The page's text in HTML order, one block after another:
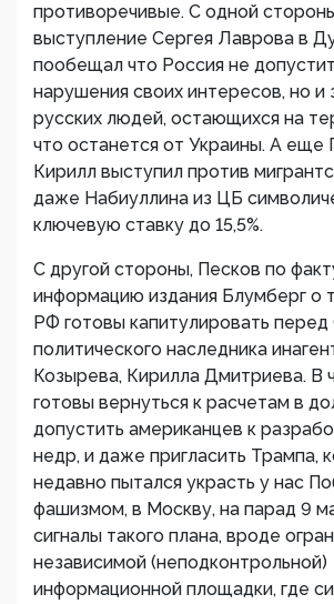
противоречивые. С одной
выступление Сергея Лаврова в
пообещал что Россия не
нарушения своих интересов, но и
русских людей, остающихся на
что останется от Украины. А еще
Кирилл выступил против
даже Набиуллина из ЦБ
ключевую ставку до 15,5%.
С другой стороны, Песков по
информацию издания Блумберг о
РФ готовы капитулировать
политического наследника
Козырева, Кирилла Дмитриева. В
готовы вернуться к расчетам в
допустить американцев к
недр, и даже пригласить Трампа,
недавно пытался украсть у нас
фашизмом, в Москву, на парад 9
сигналы такого плана, вроде
независимой (неподконтрольной)
информационной площадки, где